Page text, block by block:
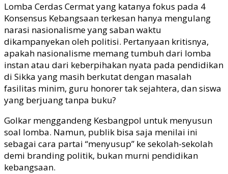
Lomba Cerdas Cermat yang katanya fokus pada 4
Konsensus Kebangsaan terkesan hanya mengulang
narasi nasionalisme yang saban waktu
dikampanyekan oleh politisi. Pertanyaan kritisnya,
apakah nasionalisme memang tumbuh dari lomba
instan atau dari keberpihakan nyata pada pendidikan
di Sikka yang masih berkutat dengan masalah
fasilitas minim, guru honorer tak sejahtera, dan siswa
yang berjuang tanpa buku?
Golkar menggandeng Kesbangpol untuk menyusun
soal lomba. Namun, publik bisa saja menilai ini
sebagai cara partai “menyusup” ke sekolah-sekolah
demi branding politik, bukan murni pendidikan
kebangsaan.